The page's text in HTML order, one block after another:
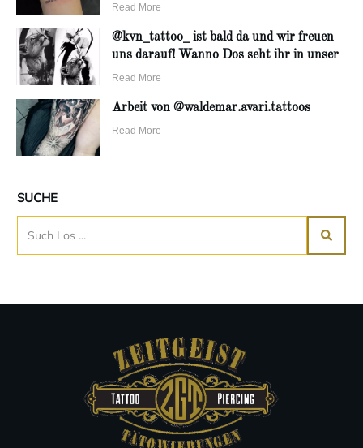
Read More
@kvn_tattoo_ ist bald da und wir freuen
uns darauf! Wanno Dos seht ihr in unser
Read More
Arbeit von @waldemar.avari.tattoos
Read More
SUCHE